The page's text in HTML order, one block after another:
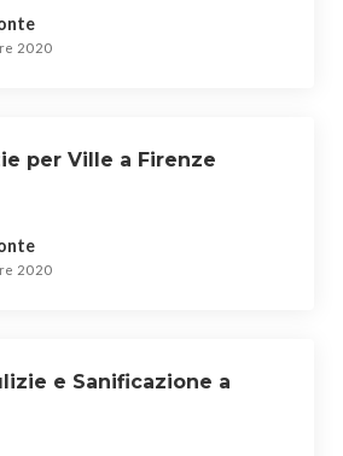
2020
per Ville a Firenze
2020
e Sanificazione a